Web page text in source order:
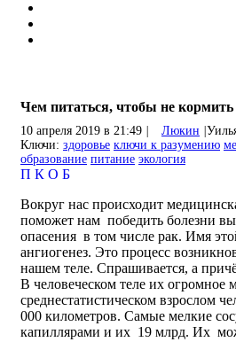
Чем питаться, чтобы не кормить
10 апреля 2019 в 21:49 Люкин
Ключи: здоровье ключи к разумению
образование питание экология
П К О Б
Вокруг нас происходит
поможет нам победить болезни
опасения в том числе рак. Имя
ангиогенез. Это процесс
нашем теле. Спрашивается, а
В человеческом теле их огромное
среднестатистическом взрослом
000 километров. Самые мелкие
капиллярами и их 19 млрд. Их